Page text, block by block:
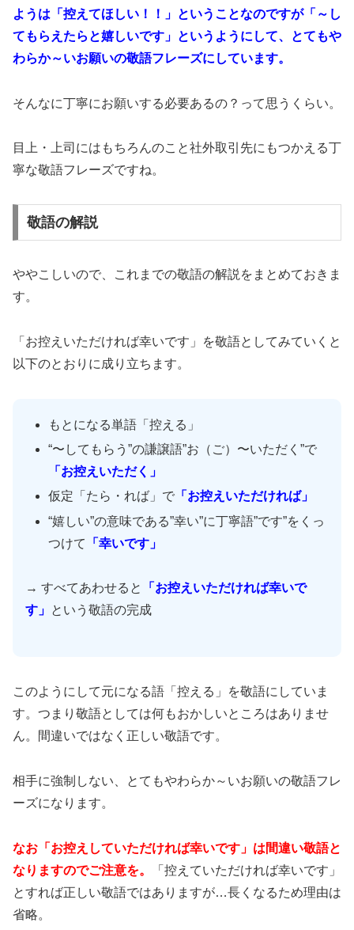
ようは「控えてほしい！！」ということなのですが「～し
てもらえたらと嬉しいです」というようにして、とてもや
わらか～いお願いの敬語フレーズにしています。
そんなに丁寧にお願いする必要あるの？って思うくらい。
目上・上司にはもちろんのこと社外取引先にもつかえる丁
寧な敬語フレーズですね。
敬語の解説
ややこしいので、これまでの敬語の解説をまとめておきま
す。
「お控えいただければ幸いです」を敬語としてみていくと
以下のとおりに成り立ちます。
もとになる単語「控える」
“〜してもらう”の謙譲語”お（ご）〜いただく”で
「お控えいただく」
仮定「たら・れば」で 「お控えいただければ」
“嬉しい”の意味である”幸い”に丁寧語”です”をくっ
つけて
「幸いです」
→ すべてあわせると
「お控えいただければ幸いで
す」 という敬語の完成
このようにして元になる語「控える」を敬語にしていま
す。つまり敬語としては何もおかしいところはありませ
ん。間違いではなく正しい敬語です。
相手に強制しない、とてもやわらか～いお願いの敬語フレ
ーズになります。
なお「お控えしていただければ幸いです」は間違い敬語と
なりますのでご注意を。
「控えていただければ幸いです」
とすれば正しい敬語ではありますが…長くなるため理由は
省略。